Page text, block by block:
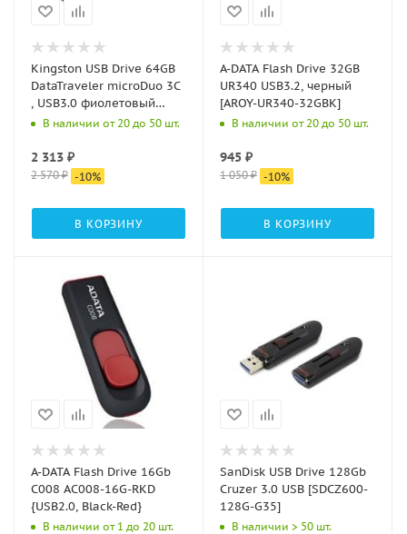
Kingston USB Drive 64GB
DataTraveler microDuo 3C
, USB3.0 фиолетовый
DTDUO3CG3/64GB
В наличии от 20 до 50 шт.
2 313 ₽
2 570₽ -10%
В КОРЗИНУ
A-DATA Flash Drive 32GB
UR340 USB3.2, черный
[AROY-UR340-32GBK]
В наличии от 20 до 50 шт.
945 ₽
1 050₽ -10%
В КОРЗИНУ
A-DATA Flash Drive 16Gb
С008 AC008-16G-RKD
{USB2.0, Black-Red}
В наличии от 1 до 20 шт.
SanDisk USB Drive 128Gb
Cruzer 3.0 USB [SDCZ600-
128G-G35]
В наличии > 50 шт.